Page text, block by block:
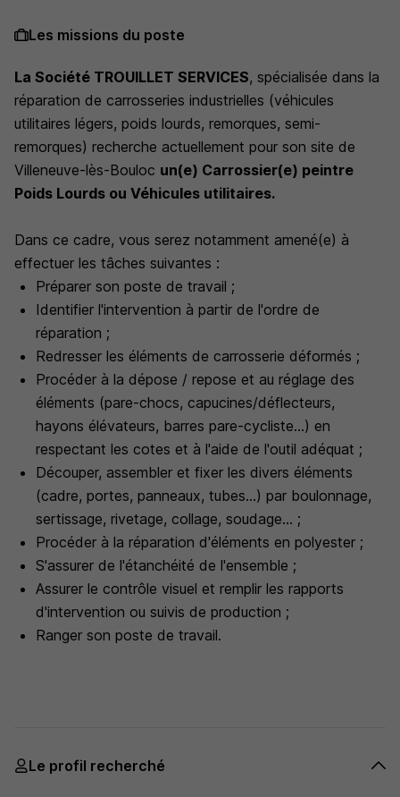
Les missions du poste
La Société TROUILLET SERVICES, spécialisée dans la
réparation de carrosseries industrielles (véhicules
utilitaires légers, poids lourds, remorques, semi-
remorques) recherche actuellement pour son site de
Villeneuve-lès-Bouloc un(e) Carrossier(e) peintre
Poids Lourds ou Véhicules utilitaires.
Dans ce cadre, vous serez notamment amené(e) à
effectuer les tâches suivantes :
Préparer son poste de travail ;
Identifier l'intervention à partir de l'ordre de
réparation ;
Redresser les éléments de carrosserie déformés ;
Procéder à la dépose / repose et au réglage des
éléments (pare-chocs, capucines/déflecteurs,
hayons élévateurs, barres pare-cycliste...) en
respectant les cotes et à l'aide de l'outil adéquat ;
Découper, assembler et fixer les divers éléments
(cadre, portes, panneaux, tubes...) par boulonnage,
sertissage, rivetage, collage, soudage... ;
Procéder à la réparation d'éléments en polyester ;
S'assurer de l'étanchéité de l'ensemble ;
Assurer le contrôle visuel et remplir les rapports
d'intervention ou suivis de production ;
Ranger son poste de travail.
Le profil recherché